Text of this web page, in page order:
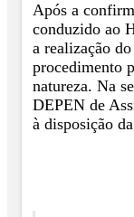
Após a
conduzido ao
a realização
procedimento
natureza. Na
DEPEN de
à disposição